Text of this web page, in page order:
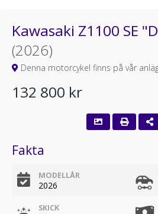
Kawasaki Z1100 SE
(2026)
Denna motorcykel finns på vår
132 800 kr
Fakta
MODELLÅR
2026
SKICK